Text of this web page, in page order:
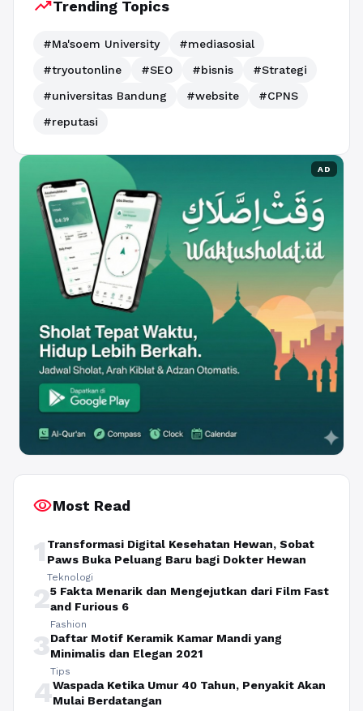
trending_upTrending Topics
#Ma'soem University
#mediasosial
#tryoutonline
#SEO #bisnis
#Strategi
#universitas Bandung
#website
#CPNS
#reputasi
AD
visibilityMost Read
1 Transformasi Digital Kesehatan Hewan, Sobat
Paws Buka Peluang Baru bagi Dokter Hewan
Teknologi
25 Fakta Menarik dan Mengejutkan dari Film Fast
and Furious 6
Fashion
3Daftar Motif Keramik Kamar Mandi yang
Minimalis dan Elegan 2021
Tips
4Waspada Ketika Umur 40 Tahun, Penyakit Akan
Mulai Berdatangan